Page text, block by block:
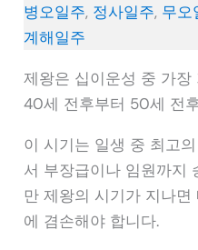
병오일주, 정사일주, 무오
계해일주
제왕은 십이운성 중 가
40세 전후부터 50세 전
이 시기는 일생 중 최고
서 부장급이나 임원까지
만 제왕의 시기가 지나
에 겸손해야 합니다.